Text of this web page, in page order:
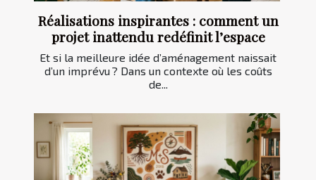
Réalisations inspirantes : comment un
projet inattendu redéfinit l’espace
Et si la meilleure idée d’aménagement naissait
d’un imprévu ? Dans un contexte où les coûts
de...